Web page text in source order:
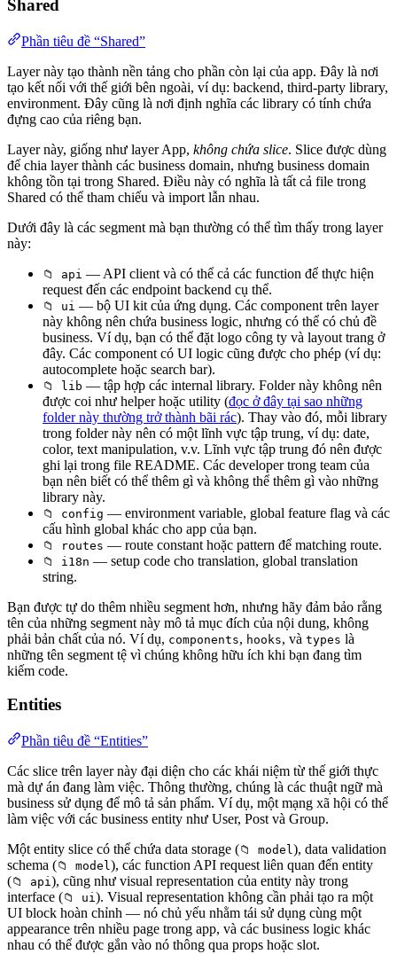
Shared
Phần tiêu đề “Shared”
Layer này tạo thành nền tảng cho phần còn lại của app. Đây là nơi
tạo kết nối với thế giới bên ngoài, ví dụ: backend, third-party library,
environment. Đây cũng là nơi định nghĩa các library có tính chứa
đựng cao của riêng bạn.
Layer này, giống như layer App, không chứa slice. Slice được dùng
để chia layer thành các business domain, nhưng business domain
không tồn tại trong Shared. Điều này có nghĩa là tất cả file trong
Shared có thể tham chiếu và import lẫn nhau.
Dưới đây là các segment mà bạn thường có thể tìm thấy trong layer
này:
📁 api — API client và có thể cả các function để thực hiện
request đến các endpoint backend cụ thể.
📁 ui — bộ UI kit của ứng dụng. Các component trên layer
này không nên chứa business logic, nhưng có thể có chủ đề
business. Ví dụ, bạn có thể đặt logo công ty và layout trang ở
đây. Các component có UI logic cũng được cho phép (ví dụ:
autocomplete hoặc search bar).
📁 lib — tập hợp các internal library. Folder này không nên
được coi như helper hoặc utility (đọc ở đây tại sao những
folder này thường trở thành bãi rác). Thay vào đó, mỗi library
trong folder này nên có một lĩnh vực tập trung, ví dụ: date,
color, text manipulation, v.v. Lĩnh vực tập trung đó nên được
ghi lại trong file README. Các developer trong team của
bạn nên biết có thể thêm gì và không thể thêm gì vào những
library này.
📁 config — environment variable, global feature flag và các
cấu hình global khác cho app của bạn.
📁 routes — route constant hoặc pattern để matching route.
📁 i18n — setup code cho translation, global translation
string.
Bạn được tự do thêm nhiều segment hơn, nhưng hãy đảm bảo rằng
tên của những segment này mô tả mục đích của nội dung, không
phải bản chất của nó. Ví dụ, components, hooks, và types là
những tên segment tệ vì chúng không hữu ích khi bạn đang tìm
kiếm code.
Entities
Phần tiêu đề “Entities”
Các slice trên layer này đại diện cho các khái niệm từ thế giới thực
mà dự án đang làm việc. Thông thường, chúng là các thuật ngữ mà
business sử dụng để mô tả sản phẩm. Ví dụ, một mạng xã hội có thể
làm việc với các business entity như User, Post và Group.
Một entity slice có thể chứa data storage (📁 model), data validation
schema (📁 model), các function API request liên quan đến entity
(📁 api), cũng như visual representation của entity này trong
interface (📁 ui). Visual representation không cần phải tạo ra một
UI block hoàn chỉnh — nó chủ yếu nhằm tái sử dụng cùng một
appearance trên nhiều page trong app, và các business logic khác
nhau có thể được gắn vào nó thông qua props hoặc slot.